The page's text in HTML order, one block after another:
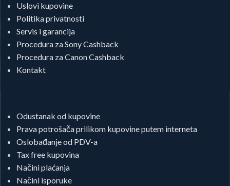
Uslovi kupovine
Politika privatnosti
Servis i garancija
Procedura za Sony Cashback
Procedura za Canon Cashback
Kontakt
Odustanak od kupovine
Prava potrošača prilikom kupovine putem interneta
Oslobađanje od PDV-a
Tax free kupovina
Načini plaćanja
Načini isporuke